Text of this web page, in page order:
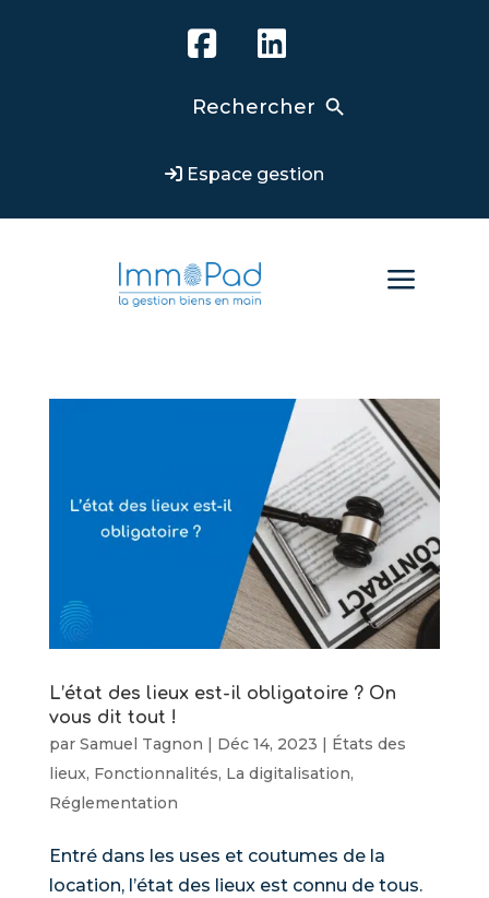
Espace gestion
a
L’état des lieux est-il obligatoire ? On
vous dit tout !
par Samuel Tagnon | Déc 14, 2023 | États des
lieux, Fonctionnalités, La digitalisation,
Réglementation
Entré dans les uses et coutumes de la
location, l’état des lieux est connu de tous.